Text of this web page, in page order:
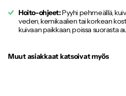
Hoito-ohjeet:Pyyhi pehmeällä,
veden, kemikaalien tai korkean
kuivaan paikkaan, poissa suorasta
Muut asiakkaat katsoivat myös